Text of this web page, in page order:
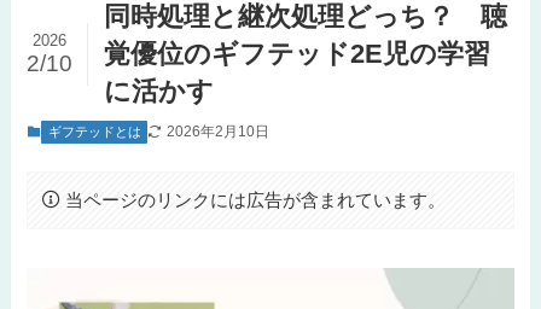
同時処理と継次処理どっち？ 聴
覚優位のギフテッド2E児の学習
に活かす
2026
2/10
ギフテッドとは 2026年2月10日
当ページのリンクには広告が含まれています。